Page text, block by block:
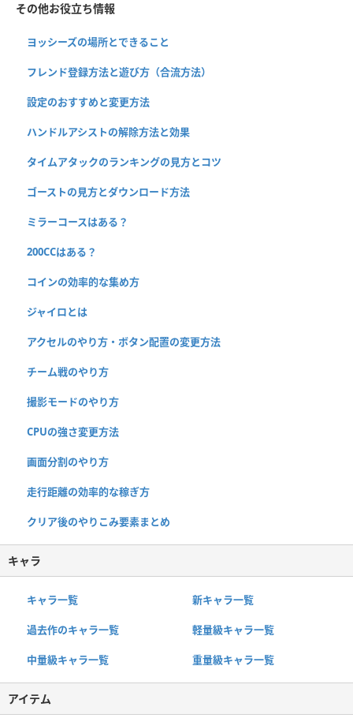
その他お役立ち情報
ヨッシーズの場所とできること
フレンド登録方法と遊び方（合流方法）
設定のおすすめと変更方法
ハンドルアシストの解除方法と効果
タイムアタックのランキングの見方とコツ
ゴーストの見方とダウンロード方法
ミラーコースはある？
200CCはある？
コインの効率的な集め方
ジャイロとは
アクセルのやり方・ボタン配置の変更方法
チーム戦のやり方
撮影モードのやり方
CPUの強さ変更方法
画面分割のやり方
走行距離の効率的な稼ぎ方
クリア後のやりこみ要素まとめ
キャラ
キャラ一覧 新キャラ一覧
過去作のキャラ一覧 軽量級キャラ一覧
中量級キャラ一覧 重量級キャラ一覧
アイテム